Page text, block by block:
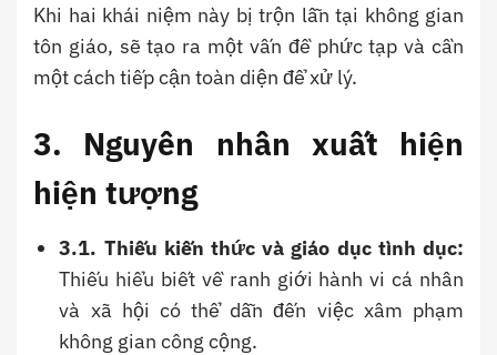
Khi hai khái niệm này bị trộn lẫn tại không gian
tôn giáo, sẽ tạo ra một vấn đề phức tạp và cần
một cách tiếp cận toàn diện để xử lý.
3. Nguyên nhân xuất hiện
hiện tượng
3.1. Thiếu kiến thức và giáo dục tình dục:
Thiếu hiểu biết về ranh giới hành vi cá nhân
và xã hội có thể dẫn đến việc xâm phạm
không gian công cộng.